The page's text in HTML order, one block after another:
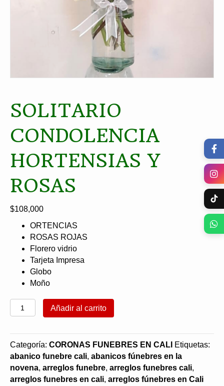
SOLITARIO
CONDOLENCIA
HORTENSIAS Y
ROSAS
$108,000
ORTENCIAS
ROSAS ROJAS
Florero vidrio
Tarjeta Impresa
Globo
Moño
Solitario
Condolencia
Rosas
cantidad
Añadir al carrito
Categoría: CORONAS FUNEBRES EN CALI Etiquetas:
abanico funebre cali, abanicos fúnebres en la
novena, arreglos funebre, arreglos funebres cali,
arreglos funebres en cali, arreglos fúnebres en Cali